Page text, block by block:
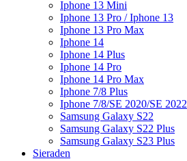
Iphone 13 Mini
Iphone 13 Pro / Iphone 13
Iphone 13 Pro Max
Iphone 14
Iphone 14 Plus
Iphone 14 Pro
Iphone 14 Pro Max
Iphone 7/8 Plus
Iphone 7/8/SE 2020/SE 2022
Samsung Galaxy S22
Samsung Galaxy S22 Plus
Samsung Galaxy S23 Plus
Sieraden